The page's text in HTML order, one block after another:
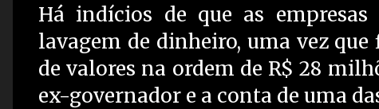
Há indícios de que as
lavagem de dinheiro, uma vez
de valores na ordem de R$ 28
ex-governador e a conta de uma